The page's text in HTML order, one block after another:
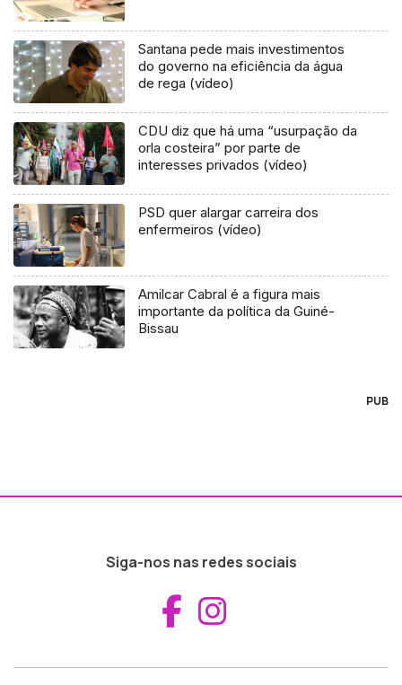
Santana pede mais investimentos
do governo na eficiência da água
de rega (vídeo)
CDU diz que há uma “usurpação da
orla costeira” por parte de
interesses privados (vídeo)
PSD quer alargar carreira dos
enfermeiros (vídeo)
Amilcar Cabral é a figura mais
importante da política da Guiné-
Bissau
PUB
Siga-nos nas redes sociais
Aceder ao